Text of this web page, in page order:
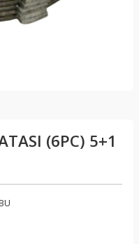
(6PC) 5+1